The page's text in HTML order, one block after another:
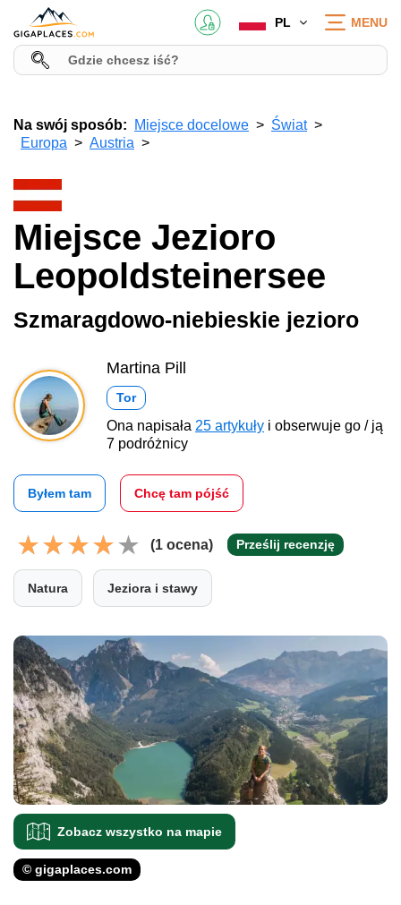
PL MENU
Na swój sposób: Miejsce docelowe
Świat
Europa
Austria
Miejsce Jezioro
Leopoldsteinersee
Szmaragdowo-niebieskie jezioro
Martina Pill
Tor
Ona napisała 25 artykuły i obserwuje go / ją
7 podróżnicy
Byłem tam Chcę tam pójść
(1 ocena) Prześlij recenzję
Natura Jeziora i stawy
Zobacz wszystko na mapie
© gigaplaces.com